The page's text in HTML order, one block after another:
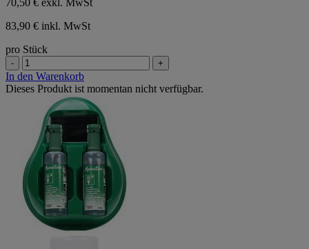
83,90 € inkl. MwSt
pro Stück
- +
In den Warenkorb
Dieses Produkt ist momentan nicht verfügbar.